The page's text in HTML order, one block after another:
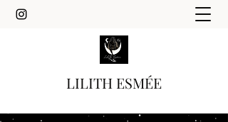
LILITH ESMÉE